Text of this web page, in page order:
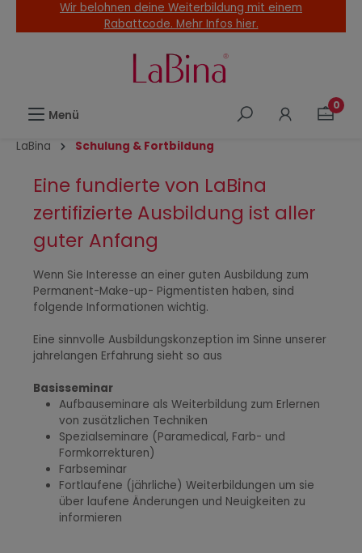
springen
Wir belohnen deine Weiterbildung mit einem
Rabattcode. Mehr Infos hier.
Menü
0
LaBina Schulung & Fortbildung
Eine fundierte von LaBina
zertifizierte Ausbildung ist aller
guter Anfang
Wenn Sie Interesse an einer guten Ausbildung zum
Permanent-Make-up- Pigmentisten haben, sind
folgende Informationen wichtig.
Eine sinnvolle Ausbildungskonzeption im Sinne unserer
jahrelangen Erfahrung sieht so aus
Basisseminar
Aufbauseminare als Weiterbildung zum Erlernen
von zusätzlichen Techniken
Spezialseminare (Paramedical, Farb- und
Formkorrekturen)
Farbseminar
Fortlaufene (jährliche) Weiterbildungen um sie
über laufene Änderungen und Neuigkeiten zu
informieren